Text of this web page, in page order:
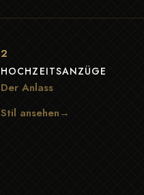
2
HOCHZEITSANZÜGE
Der Anlass
Stil ansehen→